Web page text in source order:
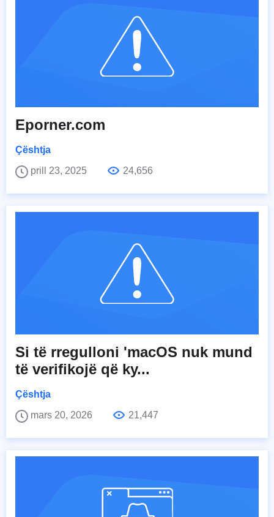
Eporner.com
Çështja
prill 23, 2025
24,656
Si të rregulloni 'macOS nuk mund
të verifikojë që ky...
Çështja
mars 20, 2026
21,447